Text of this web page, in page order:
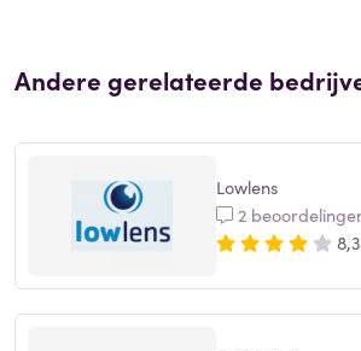
Andere gerelateerde
Lowlens
2
8,3